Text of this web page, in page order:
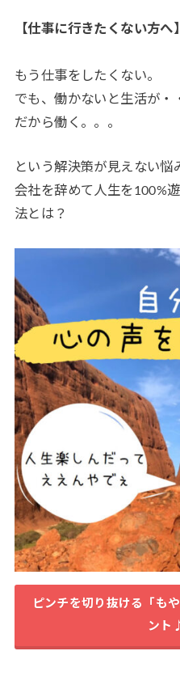
【仕事に行きたくない方へ】
もう仕事をしたくない。
でも、働かないと生活が・
だから働く。。。
という解決策が見えない悩
会社を辞めて人生を100%
法とは？
ピンチを切り抜ける「も
ント